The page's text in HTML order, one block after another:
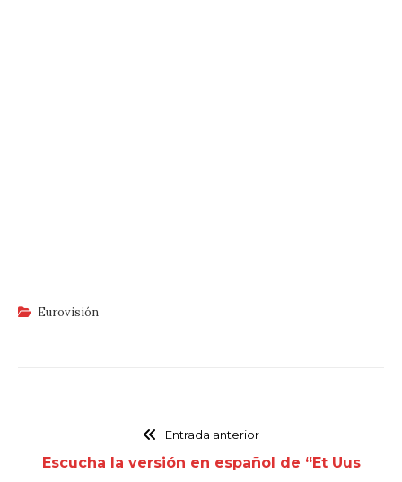
Eurovisión
Entrada anterior
Escucha la versión en español de “Et Uus